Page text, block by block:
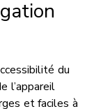
du
l’appareil
et faciles à